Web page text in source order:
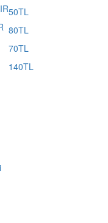
50TL
80TL
70TL
140TL